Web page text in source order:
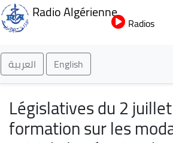
au
Radio Algérienne
Radios
العربية English
Législatives du 2
formation sur les